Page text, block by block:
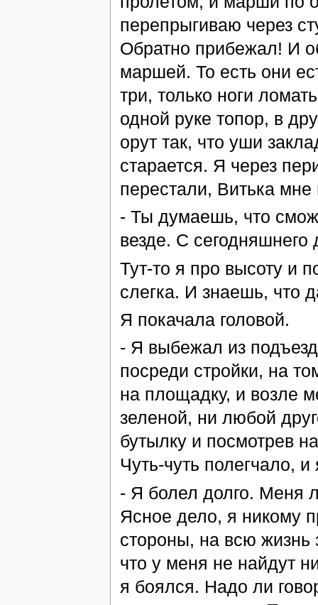
перепрыгиваю через
Обратно прибежал! И
маршей. То есть они
три, только ноги
одной руке топор, в
орут так, что уши
старается. Я через
перестали, Витька мне
- Ты думаешь, что
везде. С
Тут-то я про высоту и
слегка. И знаешь, что
Я покачала головой.
- Я выбежал из
посреди стройки, на
на площадку, и возле
зеленой, ни любой
бутылку и посмотрев
Чуть-чуть полегчало,
- Я болел долго. Меня
Ясное дело, я никому
стороны, на всю жизнь
что у меня не найдут
я боялся. Надо ли